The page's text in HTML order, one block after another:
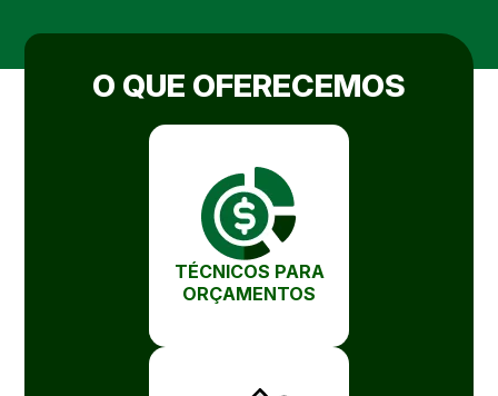
O QUE OFERECEMOS
TÉCNICOS PARA
ORÇAMENTOS